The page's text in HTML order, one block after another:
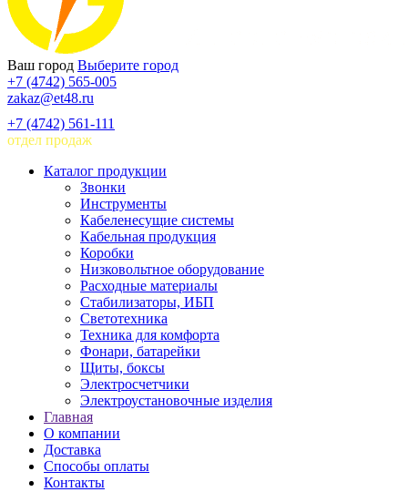
Ваш город Выберите город
+7 (4742) 565-005
zakaz@et48.ru
+7 (4742) 561-111
отдел продаж
Каталог продукции
Звонки
Инструменты
Кабеленесущие системы
Кабельная продукция
Коробки
Низковольтное оборудование
Расходные материалы
Стабилизаторы, ИБП
Светотехника
Техника для комфорта
Фонари, батарейки
Щиты, боксы
Электросчетчики
Электроустановочные изделия
Главная
О компании
Доставка
Способы оплаты
Контакты